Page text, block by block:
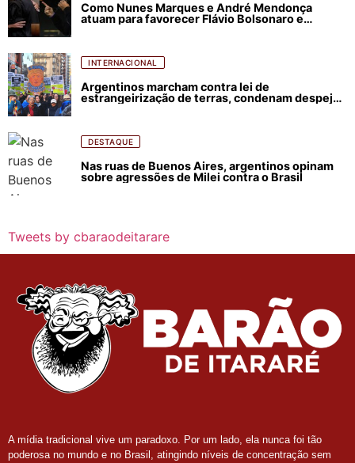
Como Nunes Marques e André Mendonça
atuam para favorecer Flávio Bolsonaro e
INTERNACIONAL
Argentinos marcham contra lei de
estrangeirização de terras, condenam despejos
DESTAQUE
Nas ruas de Buenos Aires, argentinos opinam
sobre agressões de Milei contra o Brasil
Tweets by cbaraodeitarare
A mídia tradicional vive um paradoxo. Por um lado, ela nunca foi tão
poderosa no mundo e no Brasil, atingindo níveis de concentração sem